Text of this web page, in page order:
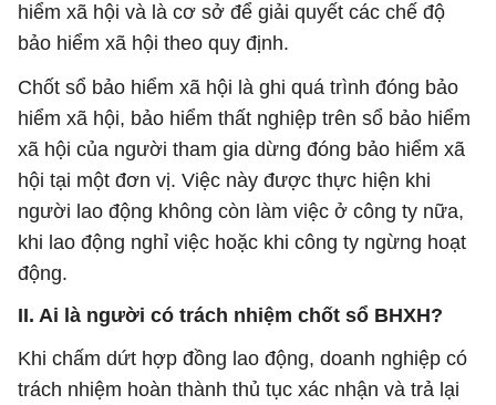
hiểm xã hội và là cơ sở để giải quyết các chế độ
bảo hiểm xã hội theo quy định.
Chốt sổ bảo hiểm xã hội là ghi quá trình đóng bảo
hiểm xã hội, bảo hiểm thất nghiệp trên sổ bảo hiểm
xã hội của người tham gia dừng đóng bảo hiểm xã
hội tại một đơn vị. Việc này được thực hiện khi
người lao động không còn làm việc ở công ty nữa,
khi lao động nghỉ việc hoặc khi công ty ngừng hoạt
động.
II. Ai là người có trách nhiệm chốt sổ BHXH?
Khi chấm dứt hợp đồng lao động, doanh nghiệp có
trách nhiệm hoàn thành thủ tục xác nhận và trả lại